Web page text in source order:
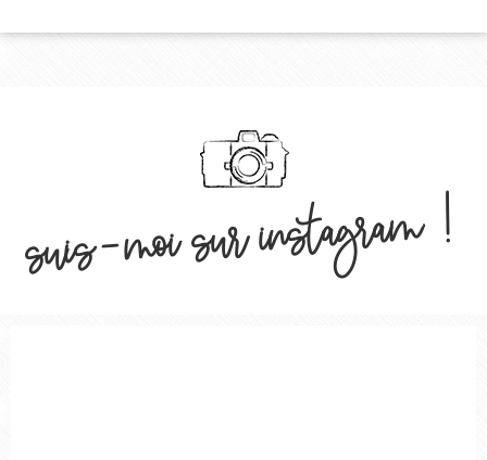
suis-moi sur instagram !